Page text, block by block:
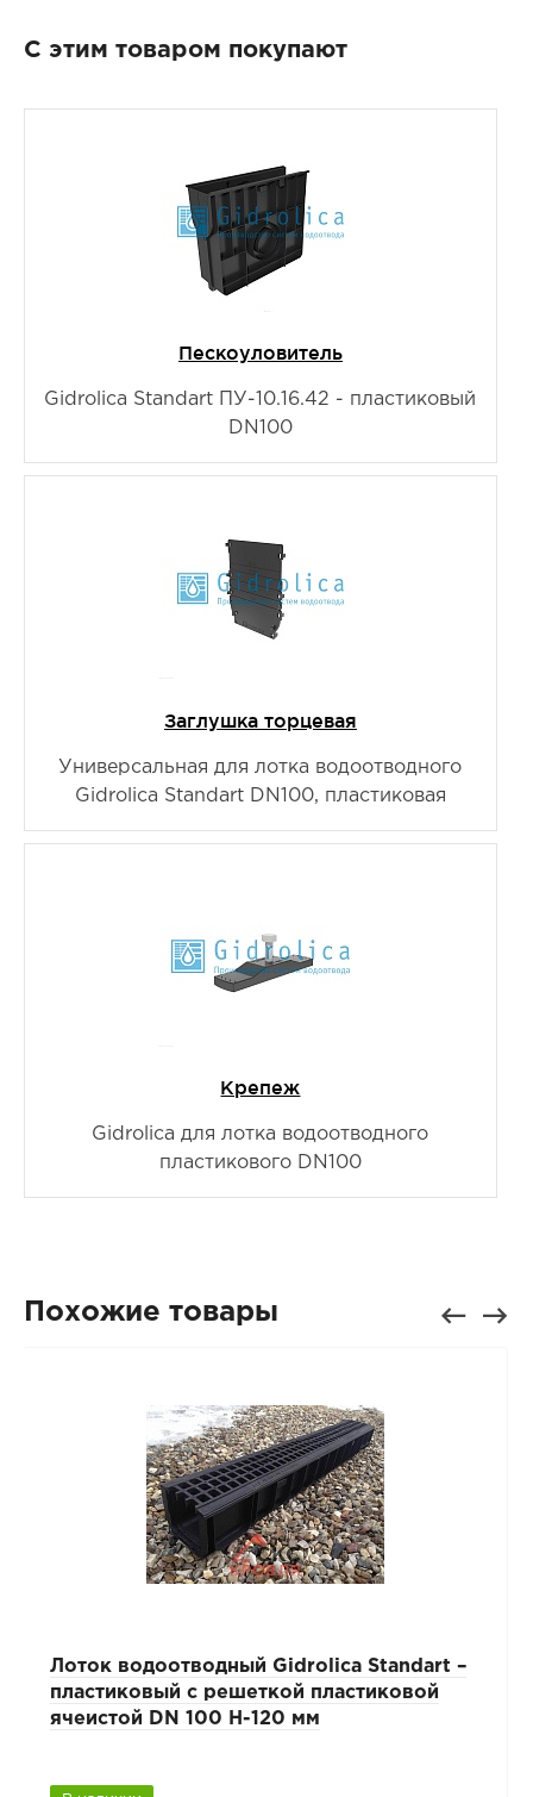
С этим товаром покупают
Пескоуловитель
Gidrolica Standart ПУ-10.16.42 - пластиковый
DN100
Заглушка торцевая
Универсальная для лотка водоотводного
Gidrolica Standart DN100, пластиковая
Крепеж
Gidrolica для лотка водоотводного
пластикового DN100
Похожие товары
Лоток водоотводный Gidrolica Standart –
пластиковый с решеткой пластиковой
ячеистой DN 100 H-120 мм